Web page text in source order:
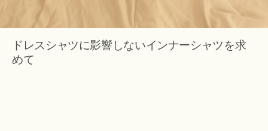
ドレスシャツに影響しないインナーシャツを求
めて